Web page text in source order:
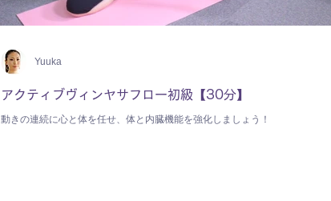
アクティブヴィンヤサフロー初級【30分】
動きの連続に心と体を任せ、体と内臓機能を強化しましょう！
Yuuka